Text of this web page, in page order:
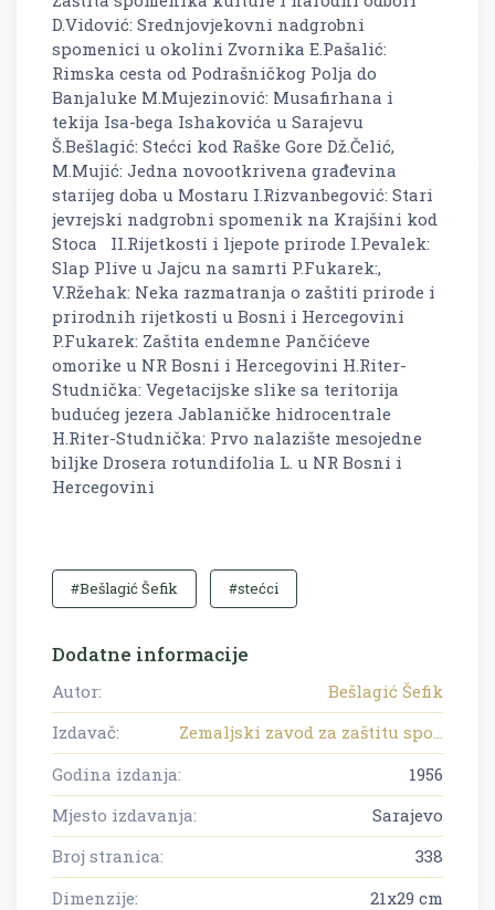
D.Vidović: Srednjovjekovni nadgrobni
spomenici u okolini Zvornika E.Pašalić:
Rimska cesta od Podrašničkog Polja do
Banjaluke M.Mujezinović: Musafirhana i
tekija Isa-bega Ishakovića u Sarajevu
Š.Bešlagić: Stećci kod Raške Gore Dž.Čelić,
M.Mujić: Jedna novootkrivena građevina
starijeg doba u Mostaru I.Rizvanbegović: Stari
jevrejski nadgrobni spomenik na Krajšini kod
Stoca II.Rijetkosti i ljepote prirode I.Pevalek:
Slap Plive u Jajcu na samrti P.Fukarek:,
V.Ržehak: Neka razmatranja o zaštiti prirode i
prirodnih rijetkosti u Bosni i Hercegovini
P.Fukarek: Zaštita endemne Pančićeve
omorike u NR Bosni i Hercegovini H.Riter-
Studnička: Vegetacijske slike sa teritorija
budućeg jezera Jablaničke hidrocentrale
H.Riter-Studnička: Prvo nalazište mesojedne
biljke Drosera rotundifolia L. u NR Bosni i
Hercegovini
#Bešlagić Šefik #stećci
Dodatne informacije
Autor:
Bešlagić Šefik
Izdavač:
Zemaljski zavod za zaštitu spo...
Godina izdanja:
1956
Mjesto izdavanja:
Sarajevo
Broj stranica:
338
Dimenzije:
21x29 cm